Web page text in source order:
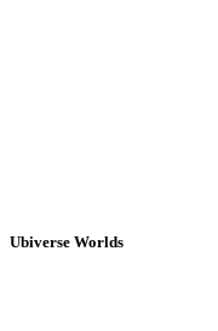
Ubiverse Worlds